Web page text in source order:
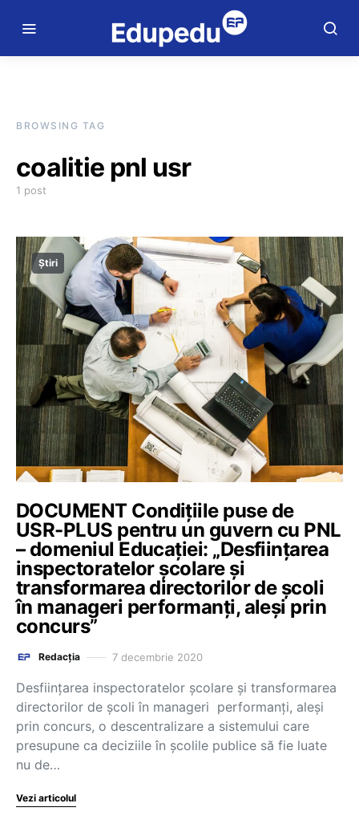
BROWSING TAG
coalitie pnl usr
1 post
Știri
DOCUMENT Condiţiile puse de
USR-PLUS pentru un guvern cu PNL
– domeniul Educației: „Desfiinţarea
inspectoratelor şcolare şi
transformarea directorilor de şcoli
în manageri performanţi, aleşi prin
concurs”
Redacția 7 decembrie 2020
Desfiinţarea inspectoratelor şcolare şi transformarea
directorilor de şcoli în manageri performanţi, aleşi
prin concurs, o descentralizare a sistemului care
presupune ca deciziile în şcolile publice să fie luate
nu de…
Vezi articolul